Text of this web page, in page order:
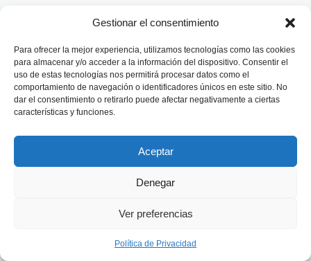
Gestionar el consentimiento
Para ofrecer la mejor experiencia, utilizamos tecnologías como las cookies
para almacenar y/o acceder a la información del dispositivo. Consentir el
uso de estas tecnologías nos permitirá procesar datos como el
comportamiento de navegación o identificadores únicos en este sitio. No
dar el consentimiento o retirarlo puede afectar negativamente a ciertas
características y funciones.
Aceptar
Denegar
Ver preferencias
Política de Privacidad
Souffelweyersheim
Tarbes
Toulon
Tours
Trouville-sur-Mer
Troyes